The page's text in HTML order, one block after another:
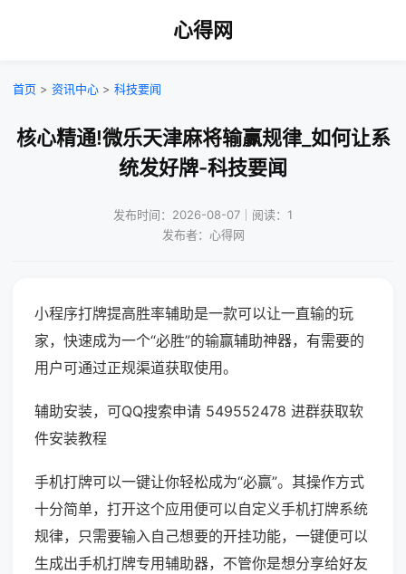
心得网
首页 > 资讯中心 > 科技要闻
核心精通!微乐天津麻将输赢规律_如何让系
统发好牌-科技要闻
发布时间：2026-08-07｜阅读：1
发布者：心得网
小程序打牌提高胜率辅助是一款可以让一直输的玩
家，快速成为一个“必胜”的输赢辅助神器，有需要的
用户可通过正规渠道获取使用。
辅助安装，可QQ搜索申请 549552478 进群获取软
件安装教程
手机打牌可以一键让你轻松成为“必赢”。其操作方式
十分简单，打开这个应用便可以自定义手机打牌系统
规律，只需要输入自己想要的开挂功能，一键便可以
生成出手机打牌专用辅助器，不管你是想分享给好友